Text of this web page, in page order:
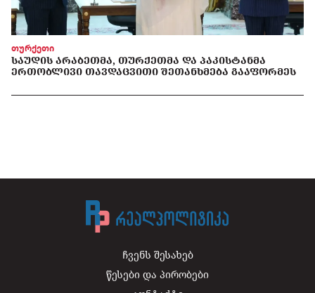
თურქეთი
ᲡᲐᲣᲓᲘᲡ ᲐᲠᲐᲑᲔᲗᲛᲐ, ᲗᲣᲠᲥᲔᲗᲛᲐ ᲓᲐ ᲞᲐᲙᲘᲡᲢᲐᲜᲛᲐ
ᲔᲠᲗᲝᲑᲚᲘᲕᲘ ᲗᲐᲕᲓᲐᲪᲕᲘᲗᲘ ᲨᲔᲗᲐᲜᲮᲛᲔᲑᲐ ᲒᲐᲐᲤᲝᲠᲛᲔᲡ
ჩვენს შესახებ
წესები და პირობები